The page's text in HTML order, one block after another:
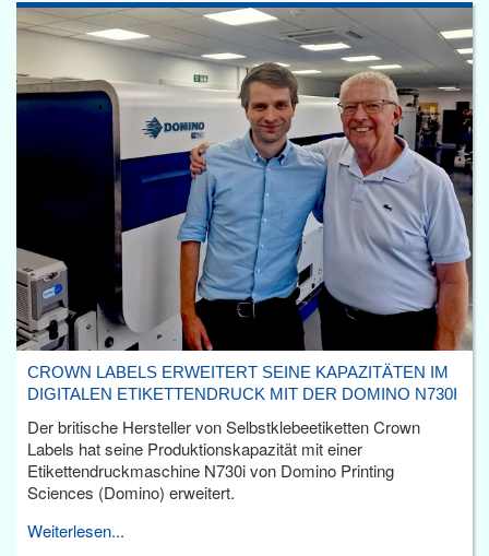
CROWN LABELS ERWEITERT SEINE KAPAZITÄTEN IM
DIGITALEN ETIKETTENDRUCK MIT DER DOMINO N730I
Der britische Hersteller von Selbstklebeetiketten Crown
Labels hat seine Produktionskapazität mit einer
Etikettendruckmaschine N730i von Domino Printing
Sciences (Domino) erweitert.
Weiterlesen...